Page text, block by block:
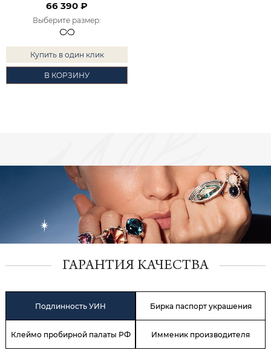
66 390 ₽
Выберите размер:
Купить в один клик
В КОРЗИНУ
ГАРАНТИЯ КАЧЕСТВА
Подлинность УИН Бирка паспорт украшения
Клеймо пробирной палаты РФ Имменик производителя